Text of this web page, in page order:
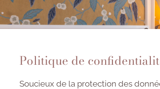
Politique de
Soucieux de la protection des